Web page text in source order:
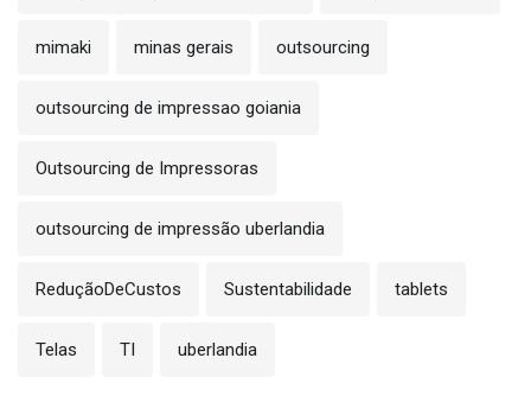
mimaki minas gerais outsourcing
outsourcing de impressao goiania
Outsourcing de Impressoras
outsourcing de impressão uberlandia
ReduçãoDeCustos Sustentabilidade tablets
Telas TI uberlandia